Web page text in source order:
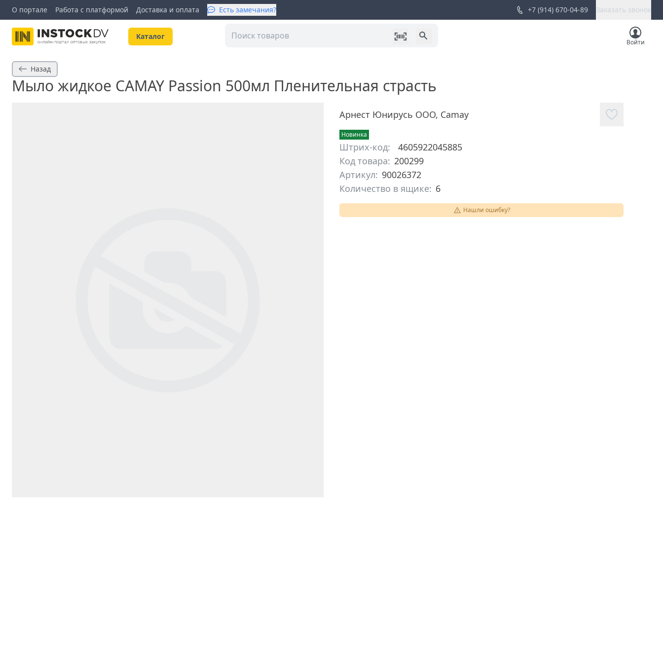
О портале Работа с платформой Доставка и оплата Есть замечания? +7 (914) 670-04-89 Заказать звонок
Kаталог
Войти
Назад
Мыло жидкое CAMAY Passion 500мл Пленительная страсть
Арнест Юнирусь ООО, Camay
Новинка
Штрих-код:
4605922045885
Код товара: 200299
Артикул: 90026372
Количество в ящике: 6
Нашли ошибку?